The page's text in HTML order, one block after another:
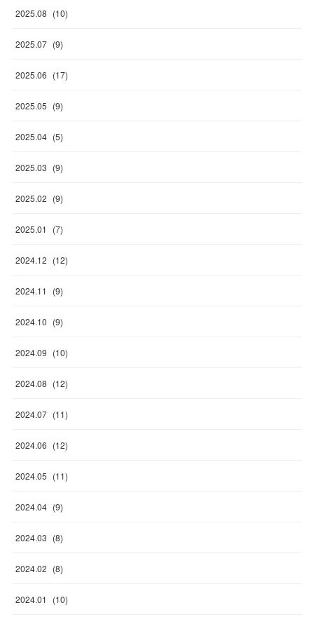
2025.08 (10)
2025.07 (9)
2025.06 (17)
2025.05 (9)
2025.04 (5)
2025.03 (9)
2025.02 (9)
2025.01 (7)
2024.12 (12)
2024.11 (9)
2024.10 (9)
2024.09 (10)
2024.08 (12)
2024.07 (11)
2024.06 (12)
2024.05 (11)
2024.04 (9)
2024.03 (8)
2024.02 (8)
2024.01 (10)